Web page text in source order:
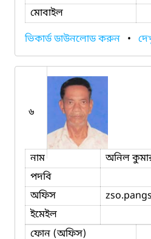
মোবাইল
ভিকার্ড ডাউনলোড করুন •
৬
নাম
অনিল
পদবি
অফিস
ইমেইল
ফোন (অফিস)